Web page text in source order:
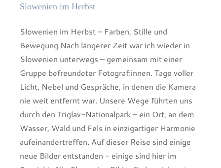
Slowenien im Herbst
Slowenien im Herbst – Farben, Stille und
Bewegung Nach längerer Zeit war ich wieder in
Slowenien unterwegs – gemeinsam mit einer
Gruppe befreundeter Fotograf:innen. Tage voller
Licht, Nebel und Gespräche, in denen die Kamera
nie weit entfernt war. Unsere Wege führten uns
durch den Triglav-Nationalpark – ein Ort, an dem
Wasser, Wald und Fels in einzigartiger Harmonie
aufeinandertreffen. Auf dieser Reise sind einige
neue Bilder entstanden - einige sind hier im